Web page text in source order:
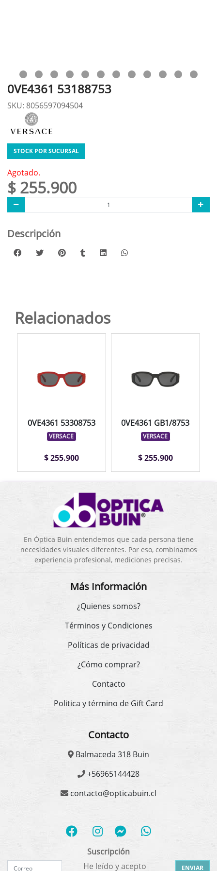
0VE4361 53188753
SKU: 8056597094504
STOCK POR SUCURSAL
Agotado.
$ 255.900
Descripción
Relacionados
0VE4361 53308753
VERSACE
$ 255.900
0VE4361 GB1/8753
VERSACE
$ 255.900
En Óptica Buin entendemos que cada persona tiene
necesidades visuales diferentes. Por eso, combinamos
experiencia profesional, mediciones precisas.
Más Información
¿Quienes somos?
Términos y Condiciones
Políticas de privacidad
¿Cómo comprar?
Contacto
Politica y término de Gift Card
Contacto
Balmaceda 318 Buin
+56965144428
contacto@opticabuin.cl
Suscripción
He leído y acepto
ENVIAR